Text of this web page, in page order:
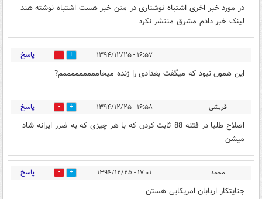
در مورد خبر اخری اشتباه نوشتاری در متن خبر هست اشتباه نوشته هند
لینک خبر دادم مشرق منتشر نکرد
۱۶:۵۷ - ۱۳۹۴/۱۲/۲۵ 0 پاسخ
این همون نبود که میگفت بغدادی را زنده میخامممممممممم?
قریشی ۱۶:۵۸ - ۱۳۹۴/۱۲/۲۵ 0 پاسخ
اصلاح طلبا در فتنه 88 ثابت کردن که با هر چیزی که به ضرر ایرانه شاد
میشن
محمد ۱۷:۰۱ - ۱۳۹۴/۱۲/۲۵ 0 پاسخ
جنایتکار اربابان امریکایی هستن